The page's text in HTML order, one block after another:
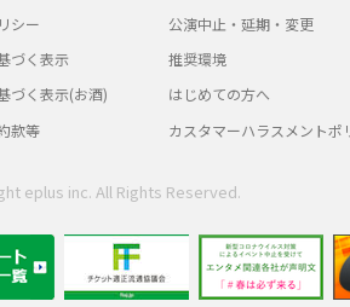
シー
づく表示
づく表示(お酒)
款等
公演中止・延期・変更
推奨環境
はじめての方へ
カスタマーハラスメントポ
eplus inc. All Rights Reserved.